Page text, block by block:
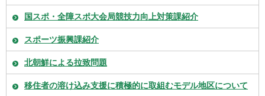
国スポ・全障スポ大会局競技力向上対策課紹介
スポーツ振興課紹介
北朝鮮による拉致問題
移住者の溶け込み支援に積極的に取組むモデル地区について